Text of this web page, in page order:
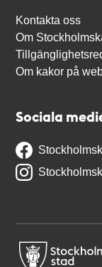
Kontakta oss
Om
Om kakor på
Sociala